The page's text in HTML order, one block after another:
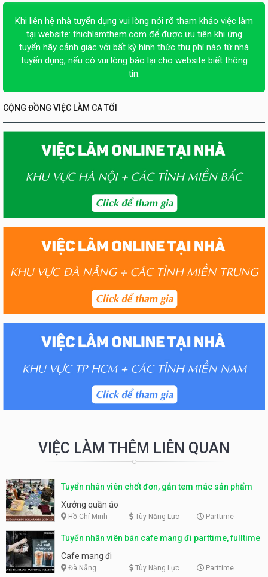
Khi liên hệ nhà tuyển dụng vui lòng nói rõ tham khảo việc làm
tại website: thichlamthem.com để được ưu tiên khi ứng
tuyển hãy cảnh giác với bất kỳ hình thức thu phí nào từ nhà
tuyển dụng, nếu có vui lòng báo lại cho website biết thông
tin.
CỘNG ĐỒNG VIỆC LÀM CA TỐI
VIỆC LÀM THÊM LIÊN QUAN
Tuyển nhân viên chốt đơn, gắn tem mác sản phẩm
Xưởng quần áo
Hồ Chí Minh Tùy Năng Lực Parttime
Tuyển nhân viên bán cafe mang đi parttime, fulltime
Cafe mang đi
Đà Nẵng Tùy Năng Lực Parttime